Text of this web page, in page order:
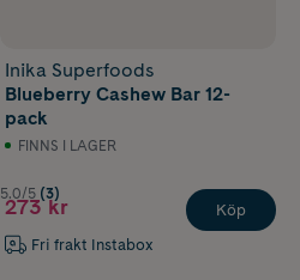
Inika Superfoods
Blueberry Cashew Bar 12-
pack
FINNS I LAGER
5.0/5 (3)
273 kr
Fri frakt Instabox
Köp